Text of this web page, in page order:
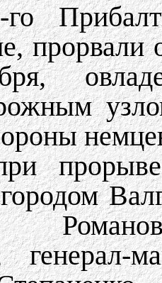
прорвали